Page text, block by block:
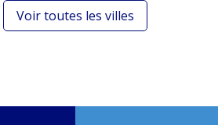
Voir toutes les villes